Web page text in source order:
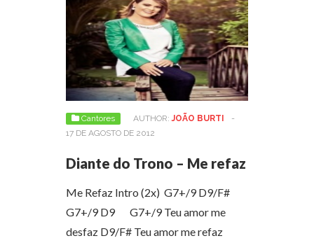
Cantores AUTHOR: JOÃO BURTI
-
17 DE AGOSTO DE 2012
Diante do Trono – Me refaz
Me Refaz Intro (2x) G7+/9 D9/F#
G7+/9 D9 G7+/9 Teu amor me
desfaz D9/F# Teu amor me refaz